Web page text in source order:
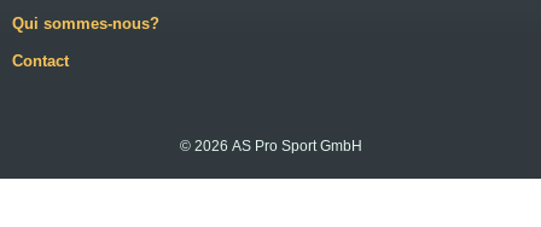
Qui sommes-nous?
Contact
© 2026 AS Pro Sport GmbH